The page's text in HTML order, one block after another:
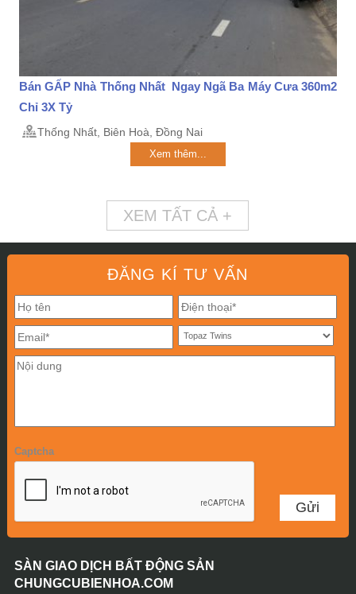
Bán GẤP Nhà Thống Nhất Ngay Ngã Ba Máy Cưa 360m2
Chỉ 3X Tỷ
Thống Nhất, Biên Hoà, Đồng Nai
Xem thêm...
XEM TẤT CẢ +
ĐĂNG KÍ TƯ VẤN
Captcha
SÀN GIAO DỊCH BẤT ĐỘNG SẢN
CHUNGCUBIENHOA.COM